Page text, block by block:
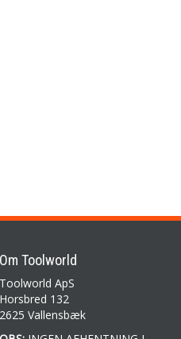
Om Toolworld
Toolworld ApS
Horsbred 132
2625 Vallensbæk